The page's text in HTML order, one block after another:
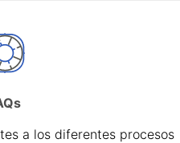
a los diferentes procesos